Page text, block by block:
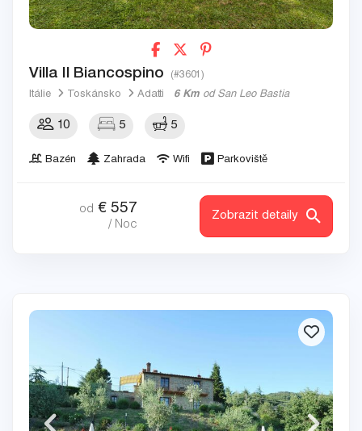
Villa Il Biancospino (#3601)
Itálie Toskánsko Adatti 6 Km od San Leo Bastia
10 5 5
Bazén Zahrada Wifi Parkoviště
od € 557
/ Noc
Zobrazit detaily